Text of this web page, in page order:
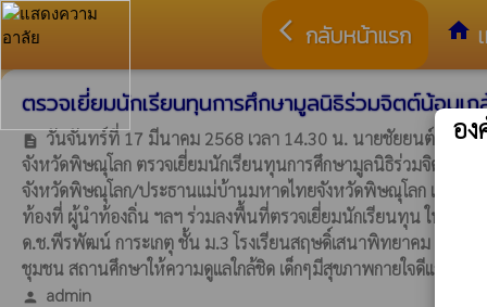
arrow_back_ios กลับหน้าแรก home
ตรวจเยี่ยมนักเรียนทุนการศึกษามูลนิธิร่วมจิตต์น้อมเ
description วันจันทร์ที่ 17 มีนาคม 2568 เวลา 14.30 น. นายชัยยนต์ มาไ
จังหวัดพิษณุโลก ตรวจเยี่ยมนักเรียนทุนการศึกษามูลนิธิร่วมจิตต์น้อ
จังหวัดพิษณุโลก/ประธานแม่บ้านมหาดไทยจังหวัดพิษณุโลก และคณ
ท้องที่ ผู้นำท้องถิ่น ฯลฯ ร่วมลงพื้นที่ตรวจเยี่ยมนักเรียนทุน ในพื้นที่
ด.ช.พีรพัฒน์ การะเกตุ ชั้น ม.3 โรงเรียนสฤษดิ์เสนาพิทยาคม เริ่มรับ
ชุมชน สถานศึกษาให้ความดูแลใกล้ชิด เด็กๆมีสุขภาพกายใจดีและมีค
person admin
อ